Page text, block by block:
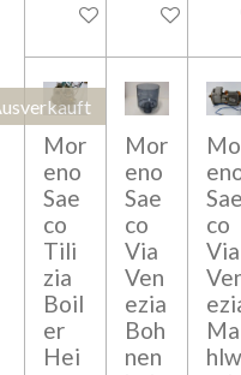
In den Warenkorb
In den
Mor
eno
Sae
co
Tili
zia
Boil
er
Hei
Mor
eno
Sae
co
Via
Ven
ezia
Boh
nen
Sae
co
Via
Ma
hlw